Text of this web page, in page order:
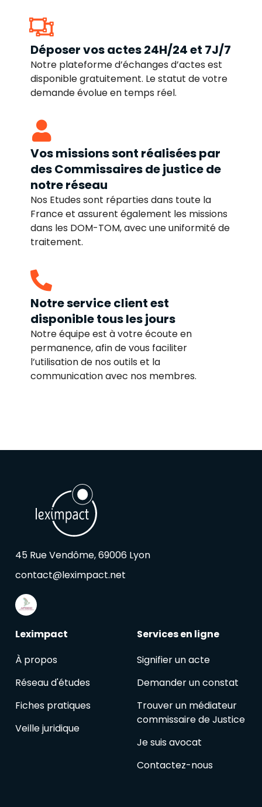
Déposer vos actes 24H/24 et 7J/7
Notre plateforme d’échanges d’actes est
disponible gratuitement. Le statut de votre
demande évolue en temps réel.
Vos missions sont réalisées par
des Commissaires de justice de
notre réseau
Nos Etudes sont réparties dans toute la
France et assurent également les missions
dans les DOM-TOM, avec une uniformité de
traitement.
Notre service client est
disponible tous les jours
Notre équipe est à votre écoute en
permanence, afin de vous faciliter
l’utilisation de nos outils et la
communication avec nos membres.
45 Rue Vendôme, 69006 Lyon
contact@leximpact.net
Leximpact
À propos
Réseau d'études
Fiches pratiques
Veille juridique
Services en ligne
Signifier un acte
Demander un constat
Trouver un médiateur
commissaire de Justice
Je suis avocat
Contactez-nous